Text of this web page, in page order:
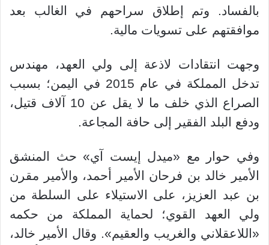
بالفساد. وتم إطلاق سراحهم في الغالب بعد
موافقتهم على تسويات مالية.
وجهت انتقادات لاذعة إلى ولي العهد، مهندس
تدخل المملكة في عام 2015 في اليمن؛ بسبب
الصراع الذي خلف ما لا يقل عن 10 آلاف قتيل،
ودفع البلد الفقير إلى حافة المجاعة.
وفي حوار مع «ميدل إيست آي» حث المنشق
الأمير خالد بن فرحان الأمير أحمد، والأمير مقرن
بن عبد العزيز، على الاستيلاء على السلطة من
ولي العهد القوي؛ لحماية المملكة من حكمه
«اللاعقلاني والغريب والعقيم». وقال الأمير خالد،